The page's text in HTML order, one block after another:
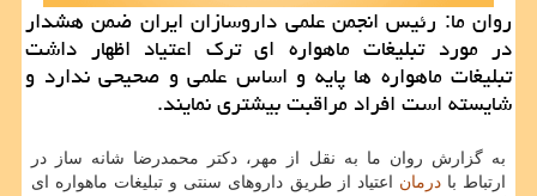
روان ما: رئیس انجمن علمی داروسازان ایران ضمن هشدار
در مورد تبلیغات ماهواره ای ترك اعتیاد اظهار داشت
تبلیغات ماهواره ها پایه و اساس علمی و صحیحی ندارد و
شایسته است افراد مراقبت بیشتری نمایند.
به گزارش روان ما به نقل از مهر، دكتر محمدرضا شانه ساز در
ارتباط بادرمان اعتیاد از طریق داروهای سنتی و تبلیغات ماهواره ای